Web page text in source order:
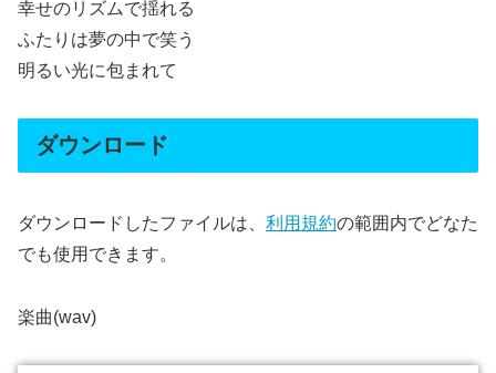
幸せのリズムで揺れる
ふたりは夢の中で笑う
明るい光に包まれて
ダウンロード
ダウンロードしたファイルは、 利用規約の範囲内でどなた
でも使用できます。
楽曲(wav)